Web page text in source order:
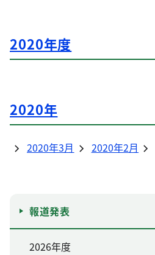
2020年度
2020年
2020年3月 2020年2月
報道発表
2026年度